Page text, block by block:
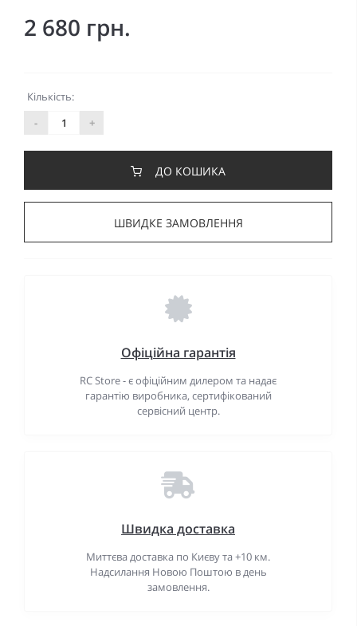
2 680 грн.
Кількість:
-
+
ДО КОШИКА
ШВИДКЕ ЗАМОВЛЕННЯ
Офіційна гарантія
RC Store - є офіційним дилером та надає
гарантію виробника, сертифікований
сервісний центр.
Швидка доставка
Миттєва доставка по Києву та +10 км.
Надсилання Новою Поштою в день
замовлення.